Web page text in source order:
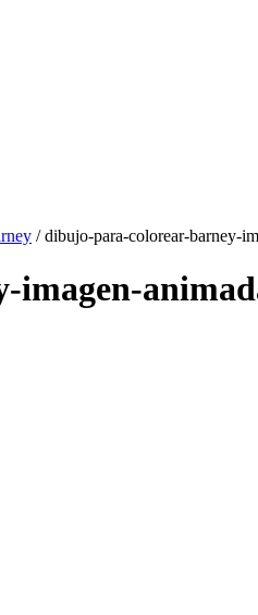
/ dibujo-para-colorear-barney-